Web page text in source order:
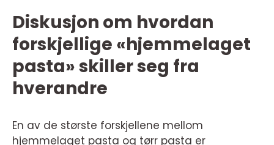
Diskusjon om hvordan
forskjellige «hjemmelaget
pasta» skiller seg fra
hverandre
En av de største forskjellene mellom
hjemmelaget pasta og tørr pasta er